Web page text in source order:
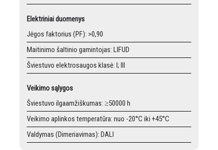
Elektriniai duomenys
Jėgos faktorius (PF): >0,90
Maitinimo šaltinio gamintojas: LIFUD
Šviestuvo elektrosaugos klasė: I; III
Veikimo sąlygos
Šviestuvo ilgaamžiškumas: ≥50000 h
Veikimo aplinkos temperatūra: nuo -20°C iki +45°C
Valdymas (Dimeriavimas): DALI